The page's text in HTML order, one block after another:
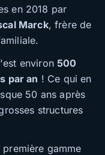
en 2018 par
Marck, frère de
environ500
par an ! Ce qui en
50 ans après
structures
gamme